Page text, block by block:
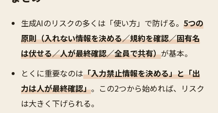
生成AIのリスクの多くは「使い方」で防げる。 5つの
原則（入れない情報を決める／規約を確認／固有名
は伏せる／人が最終確認／全員で共有）が基本。
とくに重要なのは「入力禁止情報を決める」と「出
力は人が最終確認」。この2つから始めれば、リスク
は大きく下げられる。